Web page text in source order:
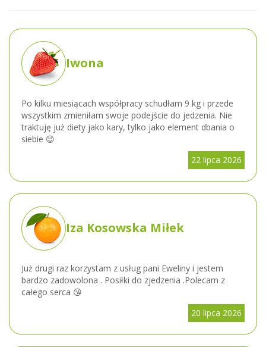
Iwona
Po kilku miesiącach współpracy schudłam 9 kg i przede
wszystkim zmieniłam swoje podejście do jedzenia. Nie
traktuję już diety jako kary, tylko jako element dbania o
siebie 😉
22 lipca 2026
Iza Kosowska Miłek
Już drugi raz korzystam z usług pani Eweliny i jestem
bardzo zadowolona . Posiłki do zjedzenia .Polecam z
całego serca 😘
20 lipca 2026